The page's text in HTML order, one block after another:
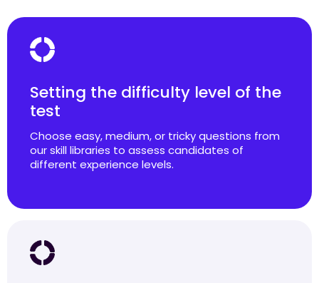
Setting the difficulty level of the
test
Choose easy, medium, or tricky questions from
our skill libraries to assess candidates of
different experience levels.